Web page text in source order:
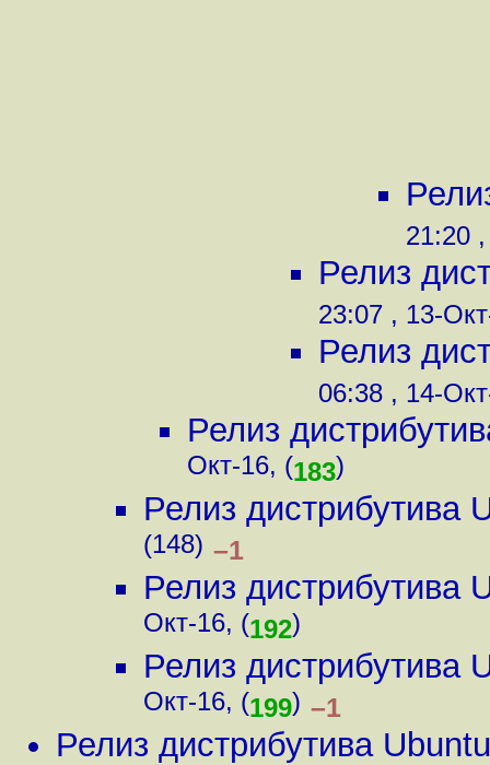
21:20
Релиз
23:07 , 13-
Релиз
06:38 , 14-
Релиз
Окт-16, (183)
Релиз дистрибутива
(148) –1
Релиз дистрибутива
Окт-16, (192)
Релиз дистрибутива
Окт-16, (199) –1
Релиз дистрибутива